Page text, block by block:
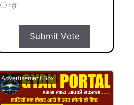
नहीं
Submit Vote
Advertisement Box